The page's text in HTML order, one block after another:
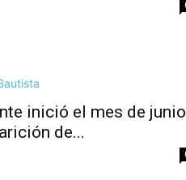
inició el mes de junio
de...